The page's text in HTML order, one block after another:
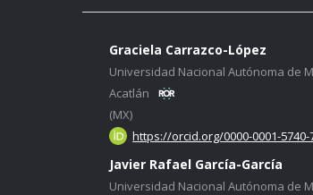
Graciela Carrazco-López
Universidad Nacional Autónoma de
Acatlán
(MX)
https://orcid.org/0000-0001-5740-
Javier Rafael García-García
Universidad Nacional Autónoma de